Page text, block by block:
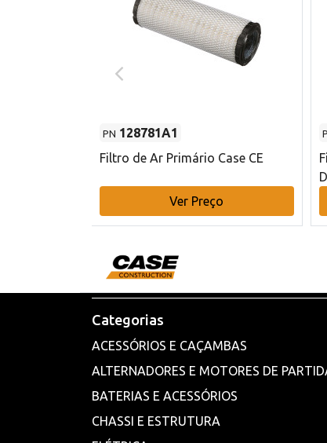
PN 128781A1
Filtro de Ar Primário Case CE
Ver Preço
Categorias
ACESSÓRIOS E CAÇAMBAS
ALTERNADORES E MOTORES DE
BATERIAS E ACESSÓRIOS
CHASSI E ESTRUTURA